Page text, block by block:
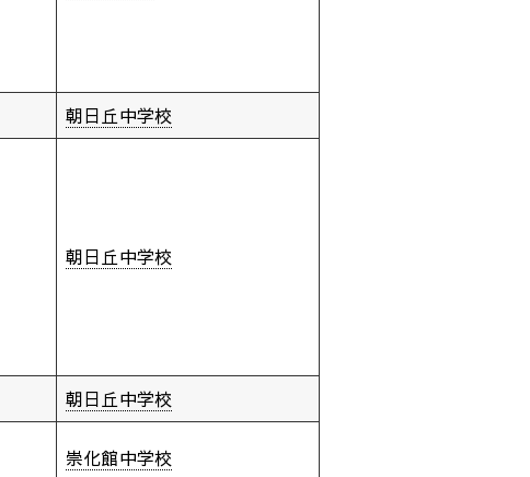
朝日丘中学校
朝日丘中学校
朝日丘中学校
崇化館中学校